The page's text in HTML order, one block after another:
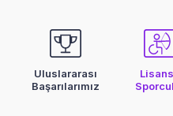
Uluslararası
Başarılarımız